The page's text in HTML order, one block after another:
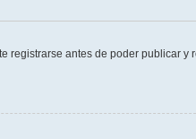
registrarse antes de poder publicar y